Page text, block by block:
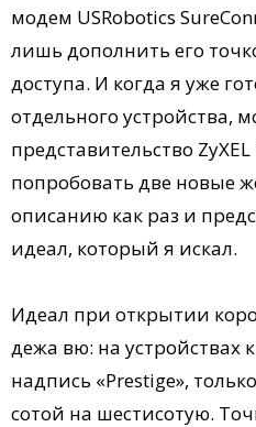
модем USRobotics
лишь дополнить его
доступа. И когда я уже
отдельного устройства,
представительство
попробовать две новые
описанию как раз и
идеал, который я искал.
Идеал при открытии
дежа вю: на устройствах
надпись «Prestige»,
сотой на шестисотую.